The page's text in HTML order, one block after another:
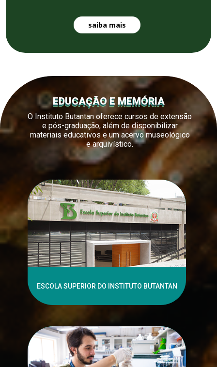
saiba mais
EDUCAÇÃO E MEMÓRIA
O Instituto Butantan oferece cursos de extensão
e pós-graduação, além de disponibilizar
materiais educativos e um acervo museológico
e arquivístico.
ESCOLA SUPERIOR DO INSTITUTO BUTANTAN